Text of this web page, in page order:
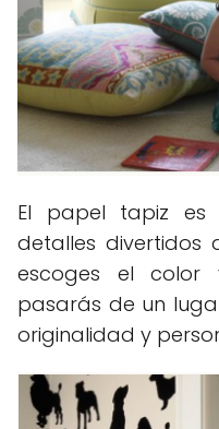
El papel tapiz
detalles divertidos
escoges el
pasarás de un
originalidad y